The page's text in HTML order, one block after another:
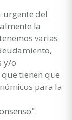
urgente del
la
varias
y/o
tienen que
para la